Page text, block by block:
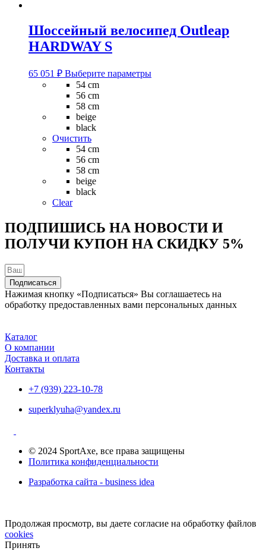
Шоссейный велосипед Outleap
HARDWAY S
65 051 ₽ Выберите параметрыЭтот
54 cm
56 cm
58 cm
beige
black
Очистить
54 cm
56 cm
58 cm
beige
black
Clear
ПОДПИШИСЬ НА НОВОСТИ И
ПОЛУЧИ КУПОН НА СКИДКУ 5%
Подписаться
Нажимая кнопку «Подписаться» Вы соглашаетесь на
обработку предоставленных вами персональных данных
Каталог
О компании
Доставка и оплата
Контакты
+7 (939) 223-10-78
superklyuha@yandex.ru
© 2024 SportAxe, все права защищены
Политика конфиденциальности
Разработка сайта - business idea
Продолжая просмотр, вы даете согласие на обработку файлов
cookies
Принять